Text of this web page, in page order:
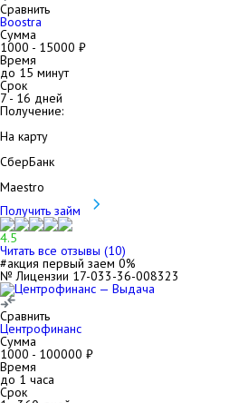
Сравнить
Boostra
Сумма
1000 - 15000 ₽
Время
до 15 минут
Срок
7- 16 дней
Получение:
На карту
СберБанк
Maestro
Получить займ
4.5
Читать все отзывы (10)
#акция первый заем 0%
№ Лицензии 17-033-36-008323
Сравнить
Центрофинанс
Сумма
1000 - 100000 ₽
Время
до 1 часа
Срок